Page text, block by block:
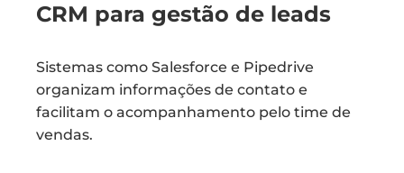
CRM para gestão de leads
Sistemas como Salesforce e Pipedrive
organizam informações de contato e
facilitam o acompanhamento pelo time de
vendas.